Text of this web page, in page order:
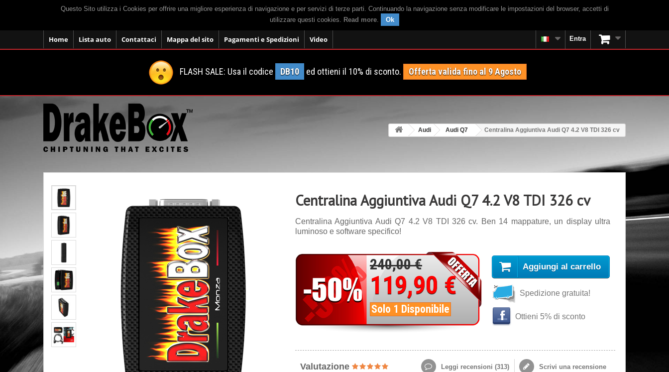
Questo Sito utilizza i Cookies per offrire una migliore esperienza di navigazione e per servizi di terze parti. Continuando la navigazione senza modificare le impostazioni del browser, accetti di
utilizzare questi cookies. Read more. Ok
Home Lista auto Contattaci Mappa del sito Pagamenti e Spedizioni Video Entra
FLASH SALE: Usa il codice DB10 ed ottieni il 10% di sconto. Offerta valida fino al 9 Agosto
Audi Audi Q7 Centralina Aggiuntiva Audi Q7 4.2 V8 TDI 326 cv
Centralina Aggiuntiva Audi Q7 4.2 V8 TDI 326 cv
Centralina Aggiuntiva Audi Q7 4.2 V8 TDI 326 cv. Ben 14 mappature, un display ultra
luminoso e software specifico!
240,00 €
119,90 €
Solo 1 Disponibile
Aggiungi al carrello
Spedizione gratuita!
Ottieni 5% di sconto
Valutazione Leggi recensioni (313) Scrivi una recensione